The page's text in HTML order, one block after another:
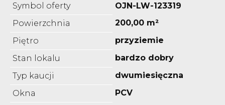
Symbol oferty
OJN-LW-123319
Powierzchnia
200,00 m²
Piętro
przyziemie
Stan lokalu
bardzo dobry
Typ kaucji
dwumiesięczna
Okna
PCV